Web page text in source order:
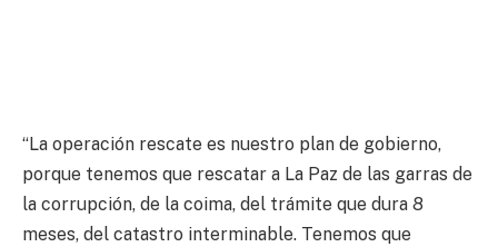
“La operación rescate es nuestro plan de gobierno,
porque tenemos que rescatar a La Paz de las garras de
la corrupción, de la coima, del trámite que dura 8
meses, del catastro interminable. Tenemos que